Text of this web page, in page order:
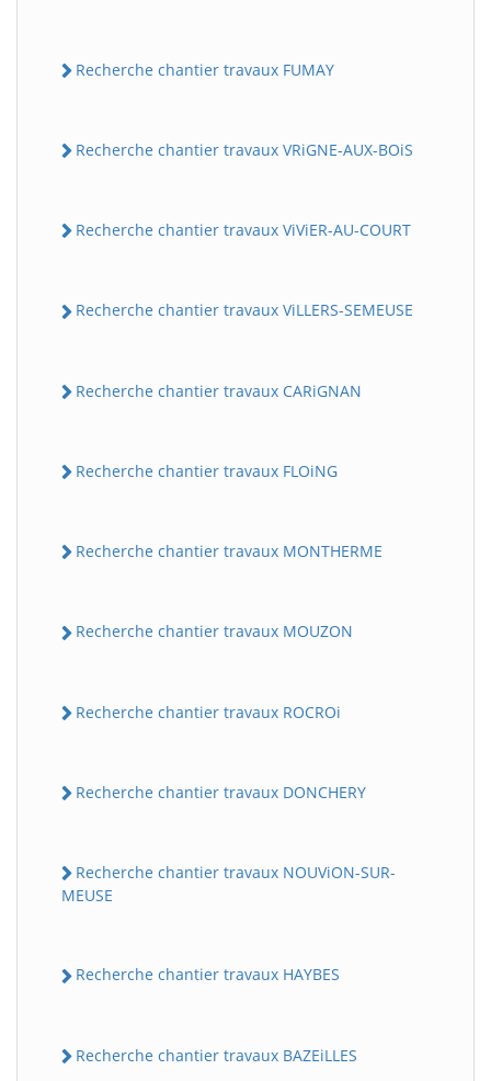
Recherche chantier travaux FUMAY
Recherche chantier travaux VRiGNE-AUX-BOiS
Recherche chantier travaux ViViER-AU-COURT
Recherche chantier travaux ViLLERS-SEMEUSE
Recherche chantier travaux CARiGNAN
Recherche chantier travaux FLOiNG
Recherche chantier travaux MONTHERME
Recherche chantier travaux MOUZON
Recherche chantier travaux ROCROi
Recherche chantier travaux DONCHERY
Recherche chantier travaux NOUViON-SUR-
MEUSE
Recherche chantier travaux HAYBES
Recherche chantier travaux BAZEiLLES